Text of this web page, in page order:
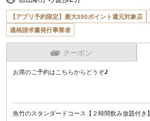
【アプリ予約限定】最大350ポイント還元対象店
適格請求書発行事業者
クーポン
お席のご予約はこちらからどうぞ♪
魚竹のスタンダードコース【２時間飲み放題付き】